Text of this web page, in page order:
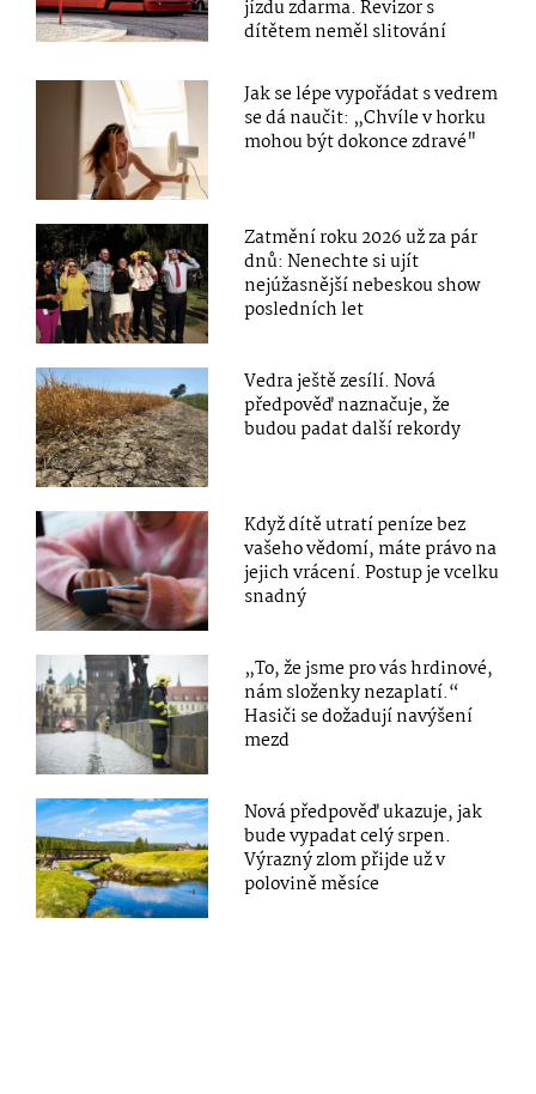
jízdu zdarma. Revizor s
dítětem neměl slitování
Jak se lépe vypořádat s vedrem
se dá naučit: „Chvíle v horku
mohou být dokonce zdravé"
Zatmění roku 2026 už za pár
dnů: Nenechte si ujít
nejúžasnější nebeskou show
posledních let
Vedra ještě zesílí. Nová
předpověď naznačuje, že
budou padat další rekordy
Když dítě utratí peníze bez
vašeho vědomí, máte právo na
jejich vrácení. Postup je vcelku
snadný
„To, že jsme pro vás hrdinové,
nám složenky nezaplatí.“
Hasiči se dožadují navýšení
mezd
Nová předpověď ukazuje, jak
bude vypadat celý srpen.
Výrazný zlom přijde už v
polovině měsíce